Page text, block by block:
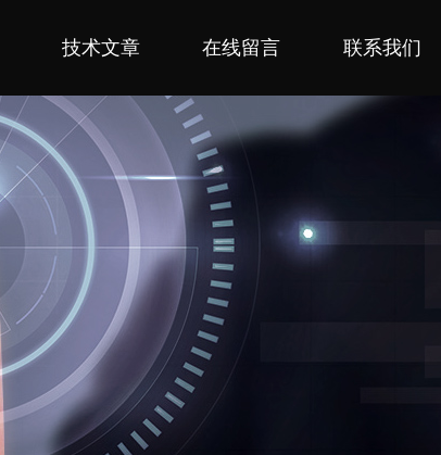
技术文章 在线留言 联系我们